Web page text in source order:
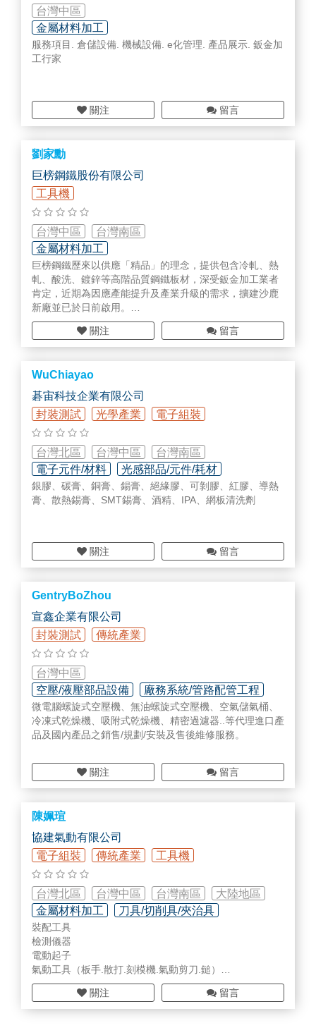
台灣中區
金屬材料加工
服務項目. 倉儲設備. 機械設備. e化管理. 產品展示. 鈑金加
工行家
關注 留言
劉家勳
巨榜鋼鐵股份有限公司
工具機
台灣中區
台灣南區
金屬材料加工
巨榜鋼鐵歷來以供應「精品」的理念，提供包含冷軋、熱
軋、酸洗、鍍鋅等高階品質鋼鐵板材，深受鈑金加工業者
肯定，近期為因應產能提升及產業升級的需求，擴建沙鹿
新廠並已於日前啟用。
新廠五大產線設備導入，包含：IKOMA厚板整平產線，能
讓裁剪服務範圍極大化，因應超寬超長之需求，具備高強
度整平能力，對於2.3mm-13mm厚板表現極佳平坦度；S
UMIKURA張力整平產線，以最高品質張力整平技術，徹底
消除應力，對應各種板材皆能穩定產出，達到最佳平坦
度；NAGAOKA迷你整平產線，能針對小型板件展現極高
產線速度，發揮極高生產效率。
至於TMT分條產線，可提供高比例自動化生產製程，搭配
日本正統現代化設計；SARUMA 2.0mm分條產線，專司
薄板分條之產線，因應薄板之高穩定性需求，更受客戶長
期採用肯定。
關注 留言
WuChiayao
碁宙科技企業有限公司
封裝測試
光學產業 電子組裝
台灣北區 台灣中區
台灣南區
電子元件/材料
光感部品/元件/耗材
精密清洗/表面處理/翻修加工
銀膠、碳膏、銅膏、錫膏、絕緣膠、可剝膠、紅膠、導熱
膏、散熱錫膏、SMT錫膏、酒精、IPA、網板清洗劑
關注 留言
GentryBoZhou
宣鑫企業有限公司
封裝測試
傳統產業
台灣中區
空壓/液壓部品設備
廠務系統/管路配管工程
起重/升降/搬運設備
微電腦螺旋式空壓機、無油螺旋式空壓機、空氣儲氣桶、
冷凍式乾燥機、吸附式乾燥機、精密過濾器..等代理進口產
品及國內產品之銷售/規劃/安裝及售後維修服務。
關注 留言
陳姵瑄
協建氣動有限公司
電子組裝
傳統產業 工具機
台灣北區 台灣中區 台灣南區
大陸地區
金屬材料加工
刀具/切削具/夾治具
廠務系統/管路配管工程
裝配工具
檢測儀器
電動起子
氣動工具（板手.散打.刻模機.氣動剪刀.鎚）
氣動產品耗材
氣動工具維修保養
關注 留言